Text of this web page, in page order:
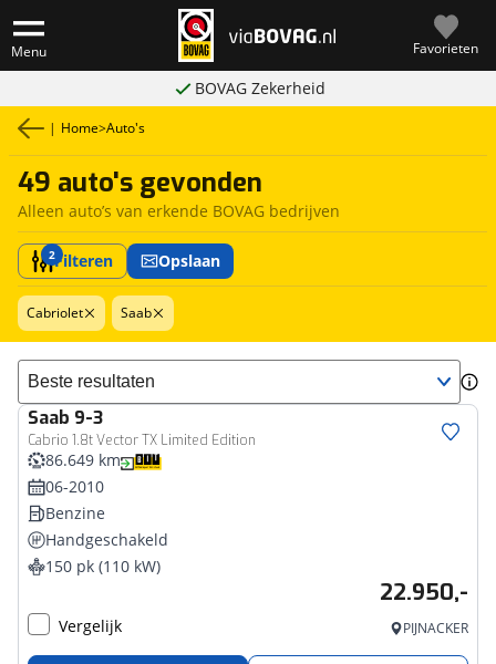
Menu Favorieten
BOVAG Zekerheid
| Home>Auto's
49 auto's gevonden
Alleen auto’s van erkende BOVAG bedrijven
2Filteren Opslaan
Cabriolet Saab
Sorteer resultaten
Saab 9-3
Cabrio 1.8t Vector TX Limited Edition
86.649 km
06-2010
Benzine
Handgeschakeld
150 pk (110 kW)
22.950,-
Vergelijk PIJNACKER